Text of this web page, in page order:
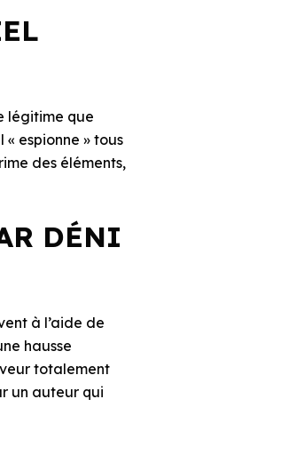
légitime que
espionne » tous
des éléments,
DÉNI
à l’aide de
hausse
totalement
un auteur qui